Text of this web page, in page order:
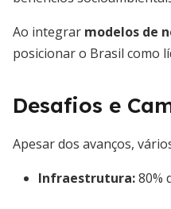
Ao integrar modelos de
posicionar o Brasil como
Desafios e
Apesar dos avanços,
Infraestrutura:80%